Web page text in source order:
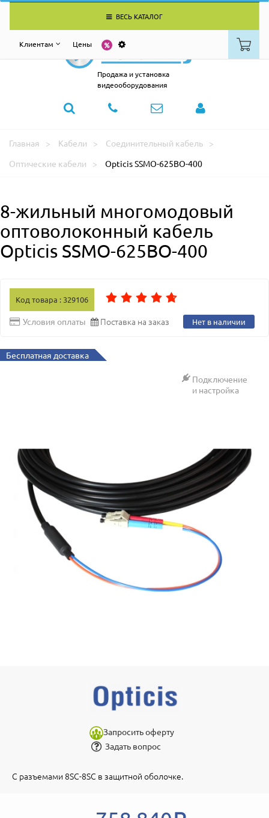
ВЕСЬ КАТАЛОГ
Клиентам Цены
Продажа и установка
видеооборудования
Главная Кабели
Соединительный кабель
Оптические кабели
Opticis SSMO-625BO-400
8-жильный многомодовый
оптоволоконный кабель
Opticis SSMO-625BO-400
Код товара : 329106
Условия оплаты Поставка на заказ Нет в наличии
Бесплатная доставка
Подключение
и настройка
Запросить оферту
Задать вопрос
С разъемами 8SC-8SC в защитной оболочке.